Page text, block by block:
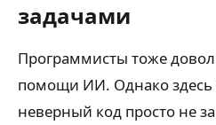
задачами
Программисты тоже
помощи ИИ. Однако
неверный код просто не